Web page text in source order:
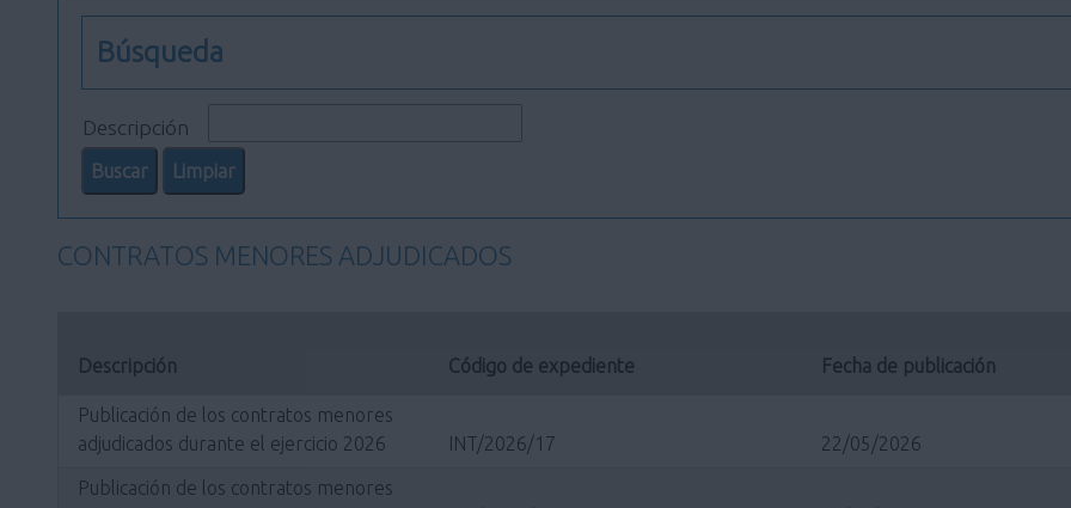
Búsqueda
Descripción
CONTRATOS MENORES ADJUDICADOS
Descripción Código de expediente Fecha de publicación
Publicación de los contratos menores
adjudicados durante el ejercicio 2026
INT/2026/17 22/05/2026
Publicación de los contratos menores